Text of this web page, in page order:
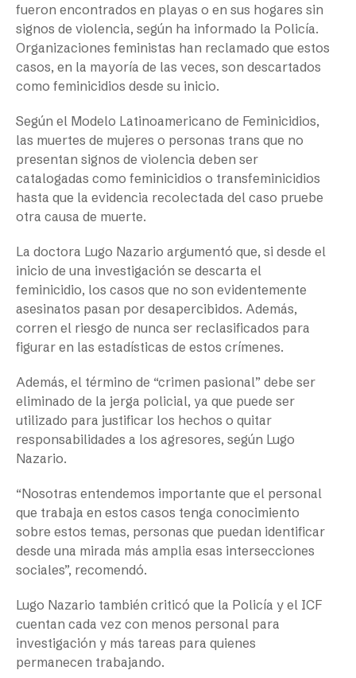
fueron encontrados en playas o en sus hogares sin
signos de violencia, según ha informado la Policía.
Organizaciones feministas han reclamado que estos
casos, en la mayoría de las veces, son descartados
como feminicidios desde su inicio.
Según el Modelo Latinoamericano de Feminicidios,
las muertes de mujeres o personas trans que no
presentan signos de violencia deben ser
catalogadas como feminicidios o transfeminicidios
hasta que la evidencia recolectada del caso pruebe
otra causa de muerte.
La doctora Lugo Nazario argumentó que, si desde el
inicio de una investigación se descarta el
feminicidio, los casos que no son evidentemente
asesinatos pasan por desapercibidos. Además,
corren el riesgo de nunca ser reclasificados para
figurar en las estadísticas de estos crímenes.
Además, el término de “crimen pasional” debe ser
eliminado de la jerga policial, ya que puede ser
utilizado para justificar los hechos o quitar
responsabilidades a los agresores, según Lugo
Nazario.
“Nosotras entendemos importante que el personal
que trabaja en estos casos tenga conocimiento
sobre estos temas, personas que puedan identificar
desde una mirada más amplia esas intersecciones
sociales”, recomendó.
Lugo Nazario también criticó que la Policía y el ICF
cuentan cada vez con menos personal para
investigación y más tareas para quienes
permanecen trabajando.